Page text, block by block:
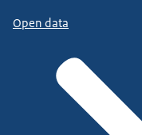
Open data